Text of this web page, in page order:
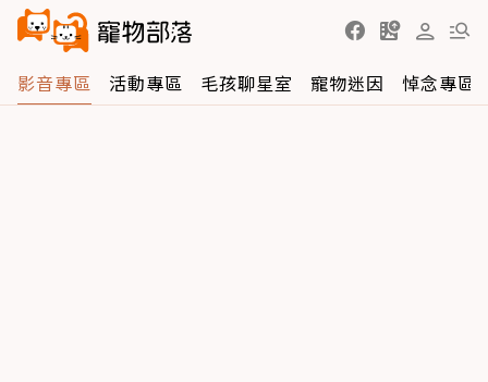
影音專區 活動專區 毛孩聊星室 寵物迷因 悼念專區